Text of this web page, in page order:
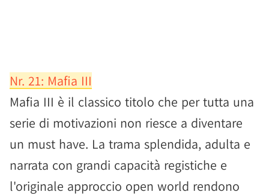
Nr. 21: Mafia III
Mafia III è il classico titolo che per tutta una
serie di motivazioni non riesce a diventare
un must have. La trama splendida, adulta e
narrata con grandi capacità registiche e
l'originale approccio open world rendono